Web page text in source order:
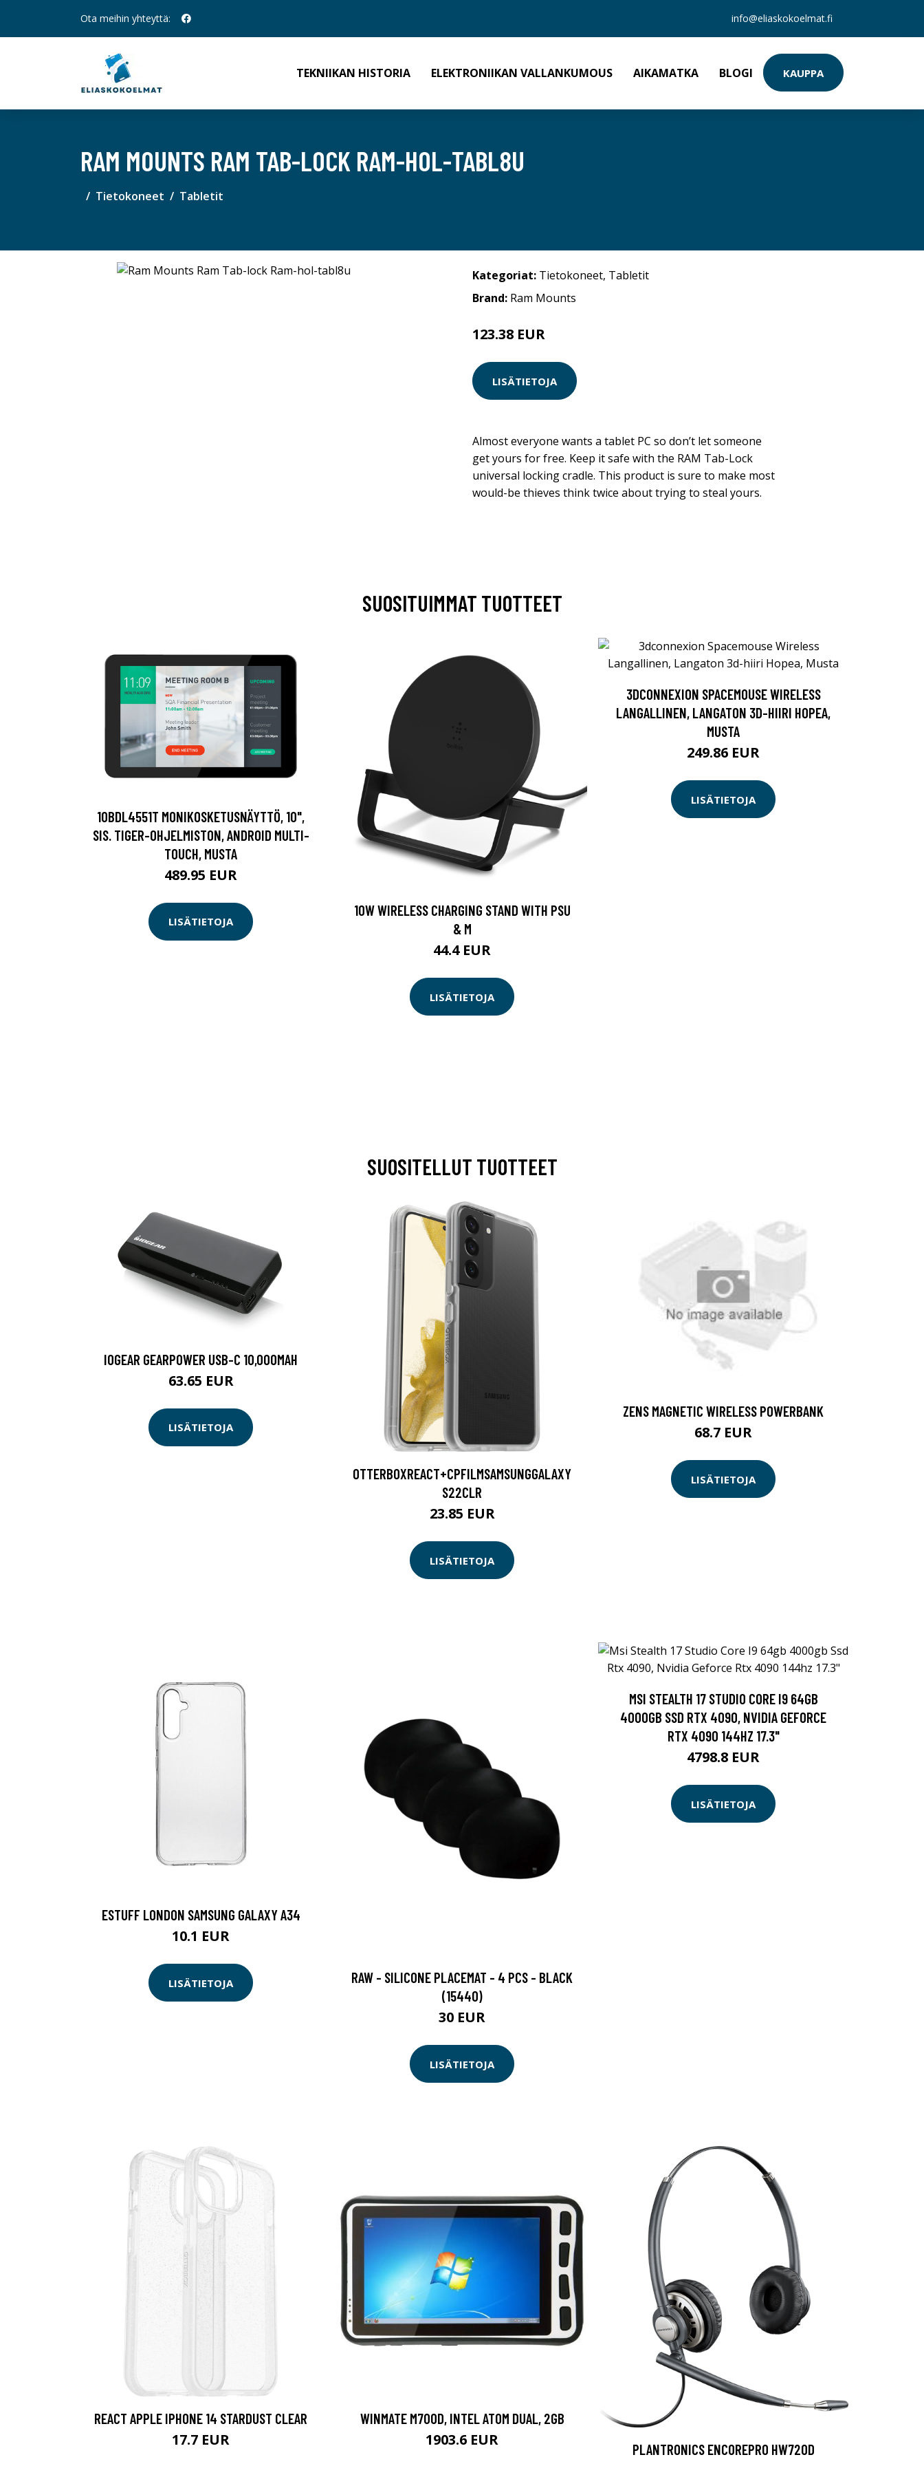
Ota meihin yhteyttä: info@eliaskokoelmat.fi
TEKNIIKAN HISTORIA ELEKTRONIIKAN VALLANKUMOUS AIKAMATKA BLOGI KAUPPA
RAM MOUNTS RAM TAB-LOCK RAM-HOL-TABL8U
Tietokoneet Tabletit
Kategoriat: Tietokoneet, Tabletit
Brand: Ram Mounts
123.38 EUR
LISÄTIETOJA
Almost everyone wants a tablet PC so don’t let someone
get yours for free. Keep it safe with the RAM Tab-Lock
universal locking cradle. This product is sure to make most
would-be thieves think twice about trying to steal yours.
SUOSITUIMMAT TUOTTEET
10BDL4551T MONIKOSKETUSNÄYTTÖ, 10",
SIS. TIGER-OHJELMISTON, ANDROID MULTI-
TOUCH, MUSTA
489.95 EUR
LISÄTIETOJA
10W WIRELESS CHARGING STAND WITH PSU
& M
44.4 EUR
LISÄTIETOJA
3DCONNEXION SPACEMOUSE WIRELESS
LANGALLINEN, LANGATON 3D-HIIRI HOPEA,
MUSTA
249.86 EUR
LISÄTIETOJA
SUOSITELLUT TUOTTEET
IOGEAR GEARPOWER USB-C 10,000MAH
63.65 EUR
LISÄTIETOJA
OTTERBOXREACT+CPFILMSAMSUNGGALAXY
S22CLR
23.85 EUR
LISÄTIETOJA
ZENS MAGNETIC WIRELESS POWERBANK
68.7 EUR
LISÄTIETOJA
ESTUFF LONDON SAMSUNG GALAXY A34
10.1 EUR
LISÄTIETOJA
RAW - SILICONE PLACEMAT - 4 PCS - BLACK
(15440)
30 EUR
LISÄTIETOJA
MSI STEALTH 17 STUDIO CORE I9 64GB
4000GB SSD RTX 4090, NVIDIA GEFORCE
RTX 4090 144HZ 17.3"
4798.8 EUR
LISÄTIETOJA
REACT APPLE IPHONE 14 STARDUST CLEAR
17.7 EUR
WINMATE M700D, INTEL ATOM DUAL, 2GB
1903.6 EUR
PLANTRONICS ENCOREPRO HW720D